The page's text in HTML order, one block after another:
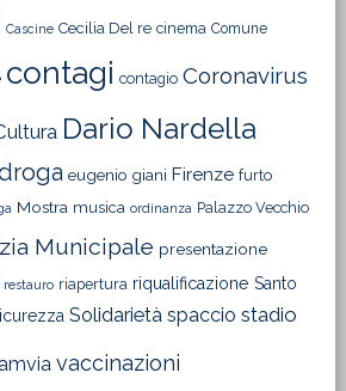
Cascine Cecilia Del re cinema Comune
contagi contagio Coronavirus
Dario Nardella
eugenio giani Firenze furto
Mostra musica ordinanza Palazzo Vecchio
Municipale presentazione
restauro riapertura riqualificazione Santo
Solidarietà spaccio stadio
vaccinazioni